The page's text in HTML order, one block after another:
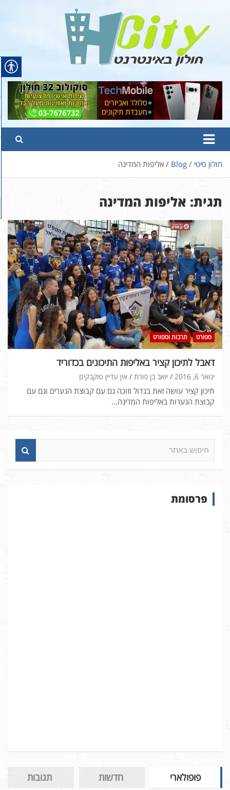
content
Hcity – חולון באינטרנט
פורטל החדשות והמידע של חולון
חולון סיטי Blog אליפות המדינה
תגית: אליפות המדינה
ספורט תרבות וספורט
דאבל לתיכון קציר באליפות התיכונים בכדוריד
ינואר 6, 2016 יואב בן פורת אין עדיין טוקבקים
תיכון קציר עושה זאת בגדול וזוכה גם עם קבוצת הנערים וגם עם
קבוצת הנערות באליפות המדינה…
א
פרסומת
פופולארי חדשות תגובות